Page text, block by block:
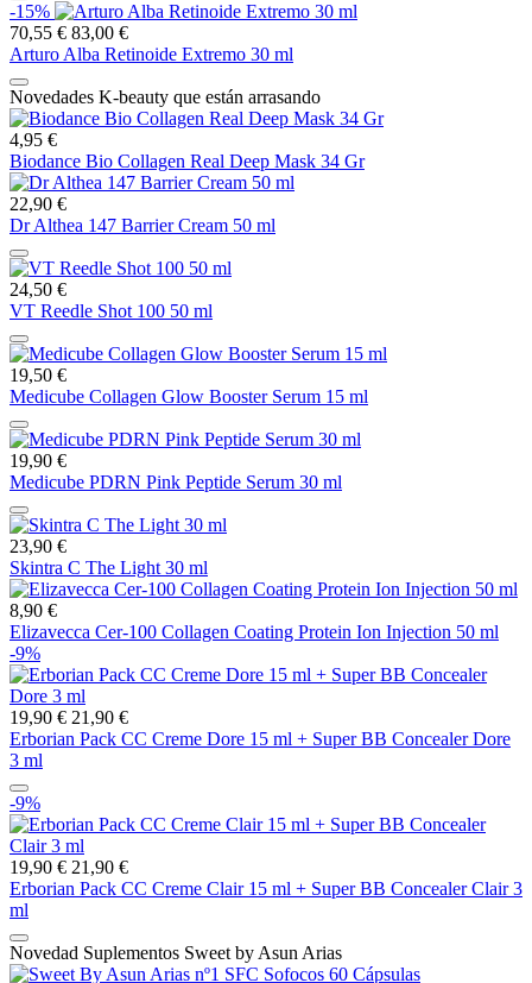
-15%
70,55 € 83,00 €
Arturo Alba Retinoide Extremo 30 ml
Novedades K-beauty que están arrasando
4,95 €
Biodance Bio Collagen Real Deep Mask 34 Gr
22,90 €
Dr Althea 147 Barrier Cream 50 ml
24,50 €
VT Reedle Shot 100 50 ml
19,50 €
Medicube Collagen Glow Booster Serum 15 ml
19,90 €
Medicube PDRN Pink Peptide Serum 30 ml
23,90 €
Skintra C The Light 30 ml
8,90 €
Elizavecca Cer-100 Collagen Coating Protein Ion Injection 50 ml
-9%
19,90 € 21,90 €
Erborian Pack CC Creme Dore 15 ml + Super BB Concealer Dore
3 ml
-9%
19,90 € 21,90 €
Erborian Pack CC Creme Clair 15 ml + Super BB Concealer Clair 3
ml
Novedad Suplementos Sweet by Asun Arias